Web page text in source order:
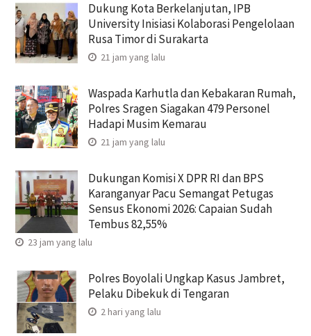
Dukung Kota Berkelanjutan, IPB
University Inisiasi Kolaborasi Pengelolaan
Rusa Timor di Surakarta
21 jam yang lalu
Waspada Karhutla dan Kebakaran Rumah,
Polres Sragen Siagakan 479 Personel
Hadapi Musim Kemarau
21 jam yang lalu
Dukungan Komisi X DPR RI dan BPS
Karanganyar Pacu Semangat Petugas
Sensus Ekonomi 2026: Capaian Sudah
Tembus 82,55%
23 jam yang lalu
Polres Boyolali Ungkap Kasus Jambret,
Pelaku Dibekuk di Tengaran
2 hari yang lalu